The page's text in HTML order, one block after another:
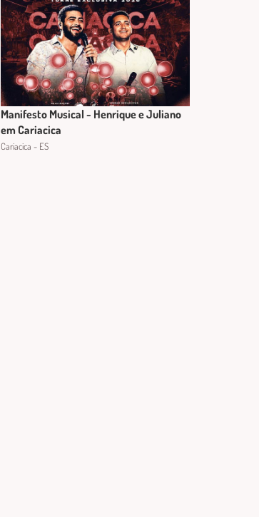
Manifesto Musical - Henrique e Juliano
em Cariacica
Cariacica - ES